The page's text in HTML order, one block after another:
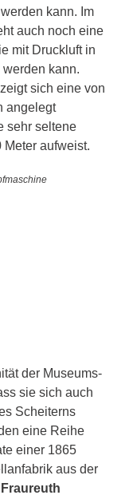
kann. Im
auch noch eine
mit Druckluft in
kann.
sich eine von
angelegt
sehr seltene
Meter aufweist.
der Museums-
sie sich auch
Scheiterns
eine Reihe
einer 1865
aus der
Fraureuth